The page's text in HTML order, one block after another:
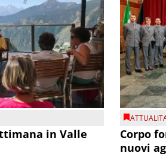
in Valle
Corpo
nuovi